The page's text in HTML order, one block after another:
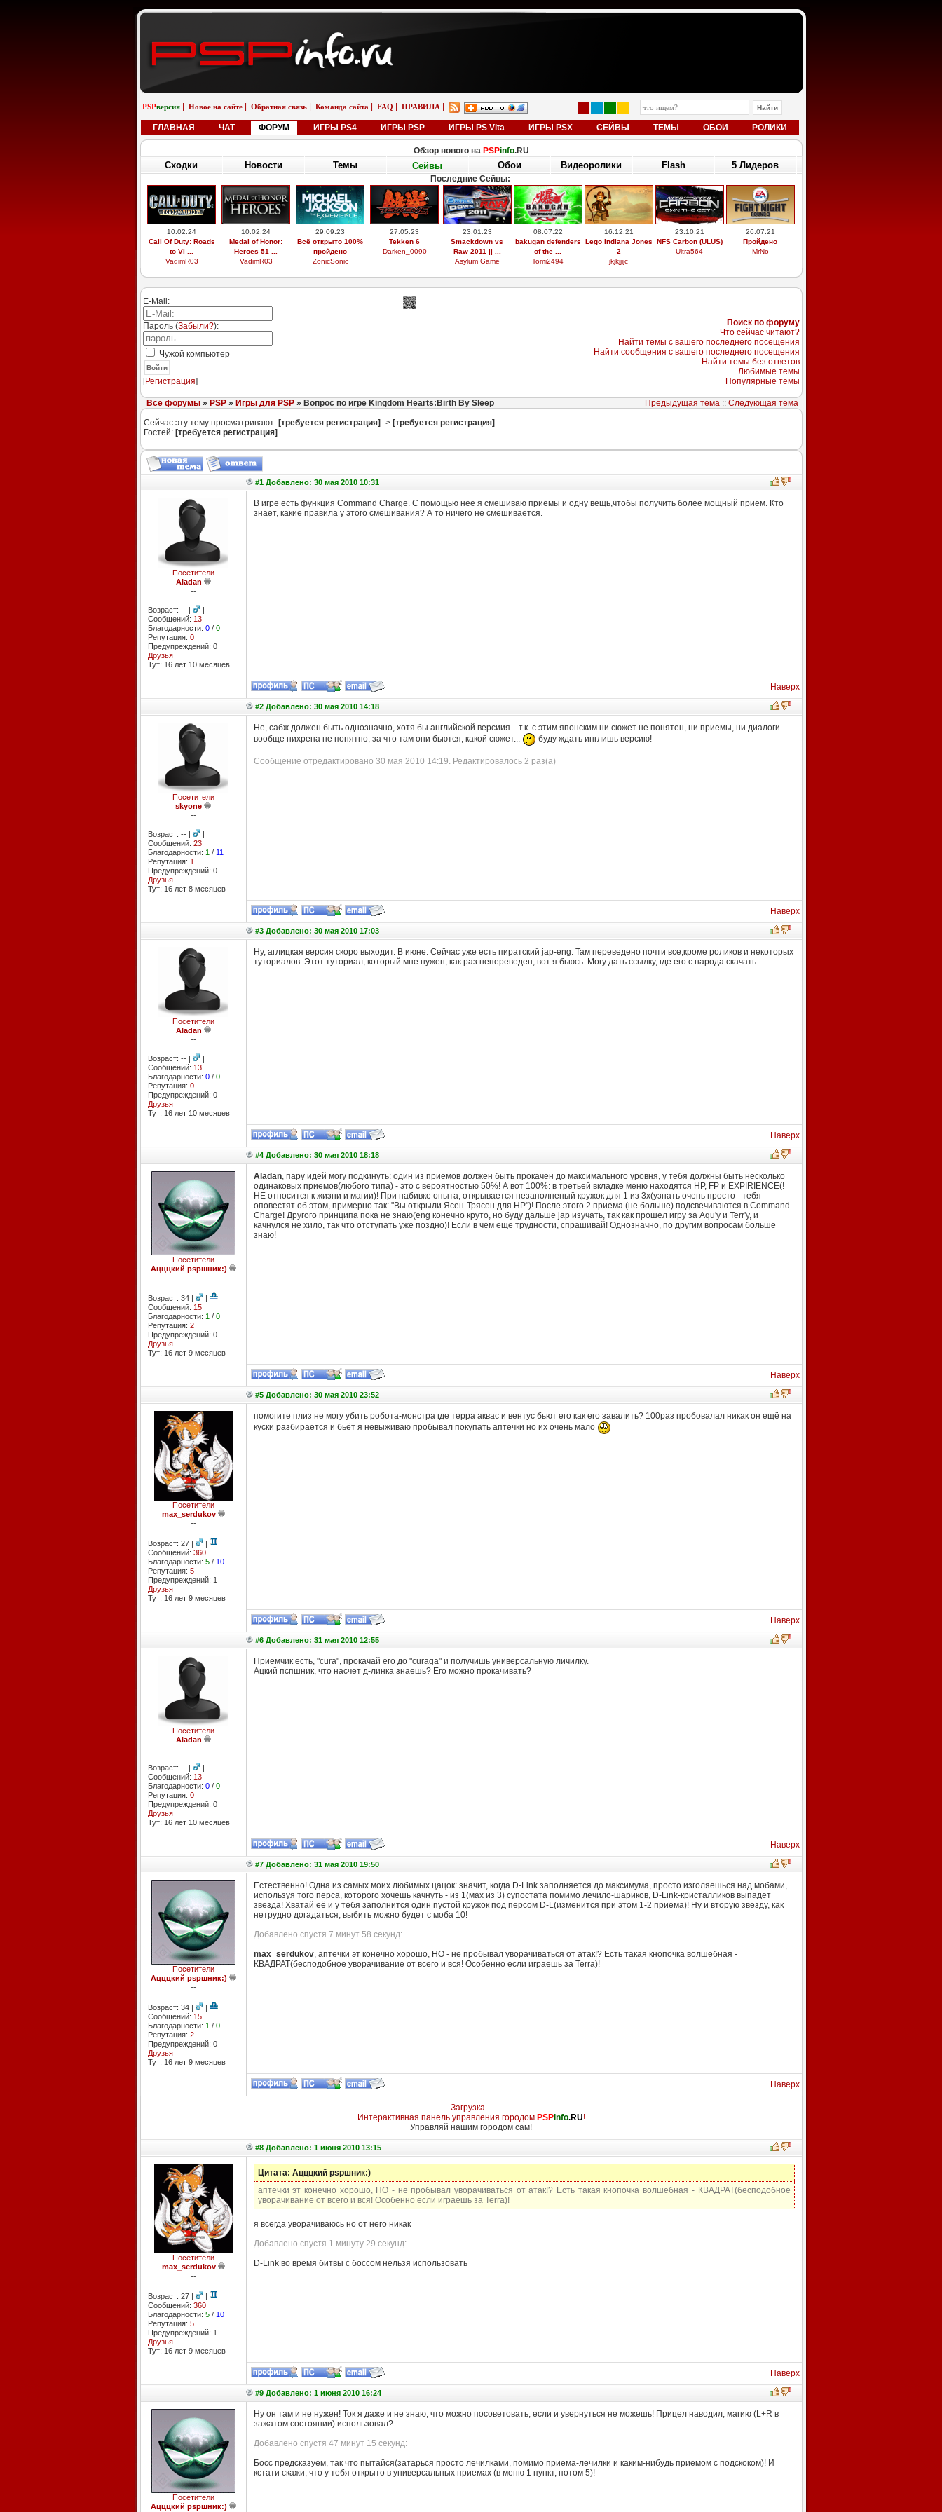
PSPверсия Новое на сайте Обратная связь Команда сайта FAQ ПРАВИЛА
ГЛАВНАЯ ЧАТ ФОРУМ ИГРЫ PS4 ИГРЫ PSP ИГРЫ PS Vita ИГРЫ PSX СЕЙВЫ ТЕМЫ ОБОИ РОЛИКИ
Обзор нового на PSPinfo.RU
Сходки Новости Темы Сейвы Обои Видеоролики Flash 5 Лидеров
Последние Сейвы:
10.02.24
Call Of Duty: Roads
to Vi ...
VadimR03
10.02.24
Medal of Honor:
Heroes 51 ...
VadimR03
29.09.23
Всё открыто 100%
пройдено
ZonicSonic
27.05.23
Tekken 6
Darken_0090
23.01.23
Smackdown vs
Raw 2011 || ...
Asylum Game
08.07.22
bakugan defenders
of the ...
Tomi2494
16.12.21
Lego Indiana Jones
2
jkjkjjijc
23.10.21
NFS Carbon (ULUS)
Ultra564
26.07.21
Пройдено
MrNo
E-Mail:
Пароль (Забыли?):
Чужой компьютер
Войти
[Регистрация]
Поиск по форуму
Что сейчас читают?
Найти темы с вашего последнего посещения
Найти сообщения с вашего последнего посещения
Найти темы без ответов
Любимые темы
Популярные темы
Все форумы» PSP» Игры для PSP» Вопрос по игре Kingdom Hearts:Birth By Sleep Предыдущая тема:: Следующая тема
Сейчас эту тему просматривают: [требуется регистрация] -> [требуется регистрация]
Гостей: [требуется регистрация]
#1 Добавлено: 30 мая 2010 10:31
Посетители
Aladan
--
Возраст: -- |
|
Сообщений: 13
Благодарности: 0/ 0
Репутация: 0
Предупреждений: 0
Друзья
Тут: 16 лет 10 месяцев
В игре есть функция Command Charge. С помощью нее я смешиваю приемы и одну вещь,чтобы получить более мощный прием. Кто
знает, какие правила у этого смешивания? А то ничего не смешивается.
Наверх
#2 Добавлено: 30 мая 2010 14:18
Посетители
skyone
--
Возраст: -- |
|
Сообщений: 23
Благодарности: 1 / 11
Репутация: 1
Предупреждений: 0
Друзья
Тут: 16 лет 8 месяцев
Не, сабж должен быть однозначно, хотя бы английской версиия... т.к. с этим японским ни сюжет не понятен, ни приемы, ни диалоги...
вообще нихрена не понятно, за что там они бьются, какой сюжет...
буду ждать инглишь версию!
Сообщение отредактировано 30 мая 2010 14:19. Редактировалось 2 раз(а)
Наверх
#3 Добавлено: 30 мая 2010 17:03
Посетители
Aladan
--
Возраст: -- |
|
Сообщений: 13
Благодарности: 0/ 0
Репутация: 0
Предупреждений: 0
Друзья
Тут: 16 лет 10 месяцев
Ну, аглицкая версия скоро выходит. В июне. Сейчас уже есть пиратский jap-eng. Там переведено почти все,кроме роликов и некоторых
туториалов. Этот туториал, который мне нужен, как раз непереведен, вот я бьюсь. Могу дать ссылку, где его с народа скачать.
Наверх
#4 Добавлено: 30 мая 2010 18:18
Посетители
Ацццкий pspшник:)
--
Возраст: 34 |
|
Сообщений: 15
Благодарности: 1 / 0
Репутация: 2
Предупреждений: 0
Друзья
Тут: 16 лет 9 месяцев
Aladan, пару идей могу подкинуть: один из приемов должен быть прокачен до максимального уровня, у тебя должны быть несколько
одинаковых приемов(любого типа) - это с вероятностью 50%! А вот 100%: в третьей вкладке меню находятся HP, FP и EXPIRIENCE(!
НЕ относится к жизни и магии)! При набивке опыта, открывается незаполненый кружок для 1 из 3х(узнать очень просто - тебя
оповестят об этом, примерно так: "Вы открыли Ясен-Трясен для HP")! После этого 2 приема (не больше) подсвечиваются в Command
Charge! Другого принципа пока не знаю(eng конечно круто, но буду дальше jap изучать, так как прошел игру за Aqu'у и Terr'у, и
качнулся не хило, так что отступать уже поздно)! Если в чем еще трудности, спрашивай! Однозначно, по другим вопросам больше
знаю!
Наверх
#5 Добавлено: 30 мая 2010 23:52
Посетители
max_serdukov
--
Возраст: 27 |
|
Сообщений: 360
Благодарности: 5/ 10
Репутация: 5
Предупреждений: 1
Друзья
Тут: 16 лет 9 месяцев
помогите плиз не могу убить робота-монстра где терра аквас и вентус бьют его как его завалить? 100раз пробовалал никак он ещё на
куски разбирается и бьёт я невыживаю пробывал покупать аптечки но их очень мало
Наверх
#6 Добавлено: 31 мая 2010 12:55
Посетители
Aladan
--
Возраст: -- |
|
Сообщений: 13
Благодарности: 0/ 0
Репутация: 0
Предупреждений: 0
Друзья
Тут: 16 лет 10 месяцев
Приемчик есть, "cura", прокачай его до "curaga" и получишь универсальную личилку.
Ацкий пспшник, что насчет д-линка знаешь? Его можно прокачивать?
Наверх
#7 Добавлено: 31 мая 2010 19:50
Посетители
Ацццкий pspшник:)
--
Возраст: 34 |
|
Сообщений: 15
Благодарности: 1 / 0
Репутация: 2
Предупреждений: 0
Друзья
Тут: 16 лет 9 месяцев
Естественно! Одна из самых моих любимых цацок: значит, когда D-Link заполняется до максимума, просто изголяешься над мобами,
используя того перса, которого хочешь качнуть - из 1(мах из 3) супостата помимо лечило-шариков, D-Link-кристалликов выпадет
звезда! Хватай её и у тебя заполнится один пустой кружок под персом D-L(изменится при этом 1-2 приема)! Ну и вторую звезду, как
нетрудно догадаться, выбить можно будет с моба 10!
Добавлено спустя 7 минут 58 секунд:
max_serdukov, аптечки эт конечно хорошо, НО - не пробывал уворачиваться от атак!? Есть такая кнопочка волшебная -
КВАДРАТ(бесподобное уворачивание от всего и вся! Особенно если играешь за Terra)!
Наверх
Загрузка...
Интерактивная панель управления городом PSPinfo.RU!
Управляй нашим городом сам!
#8 Добавлено: 1 июня 2010 13:15
Посетители
max_serdukov
--
Возраст: 27 |
|
Сообщений: 360
Благодарности: 5/ 10
Репутация: 5
Предупреждений: 1
Друзья
Тут: 16 лет 9 месяцев
Цитата: Ацццкий pspшник:)
аптечки эт конечно хорошо, НО - не пробывал уворачиваться от атак!? Есть такая кнопочка волшебная - КВАДРАТ(бесподобное
уворачивание от всего и вся! Особенно если играешь за Terra)!
я всегда уворачиваюсь но от него никак
Добавлено спустя 1 минуту 29 секунд:
D-Link во время битвы с боссом нельзя использовать
Наверх
#9 Добавлено: 1 июня 2010 16:24
Посетители
Ацццкий pspшник:)
Ну он там и не нужен! Ток я даже и не знаю, что можно посоветовать, если и увернуться не можешь! Прицел наводил, магию (L+R в
зажатом состоянии) использовал?
Добавлено спустя 47 минут 15 секунд:
Босс предсказуем, так что пытайся(затарься просто лечилками, помимо приема-лечилки и каким-нибудь приемом с подскоком)! И
кстати скажи, что у тебя открыто в универсальных приемах (в меню 1 пункт, потом 5)!